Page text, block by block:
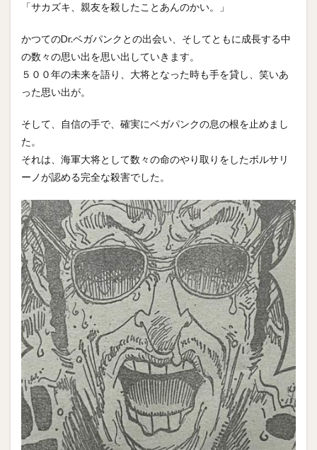
「サカズキ、親友を殺したことあんのかい。」
かつてのDr.ベガパンクとの出会い、そしてともに成長する中
の数々の思い出を思い出していきます。
５００年の未来を語り、大将となった時も手を貸し、笑いあ
った思い出が。
そして、自信の手で、確実にベガパンクの息の根を止めまし
た。
それは、海軍大将として数々の命のやり取りをしたボルサリ
ーノが認める完全な殺害でした。